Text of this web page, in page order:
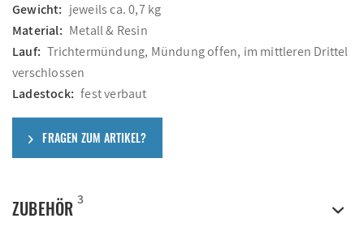
Gewicht: jeweils ca. 0,7 kg
Material: Metall & Resin
Lauf: Trichtermündung, Mündung offen, im mittleren Drittel
verschlossen
Ladestock: fest verbaut
FRAGEN ZUM ARTIKEL?
ZUBEHÖR 3